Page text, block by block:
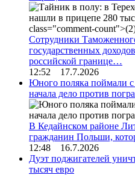
Сотрудники
государственных
российской границе…
12:52 17.7.2026
Юного поляка поймали с
начала дело против
В Кедайнском районе
гражданин Польши,
12:48 16.7.2026
Дуэт поджигателей
тысяч евро